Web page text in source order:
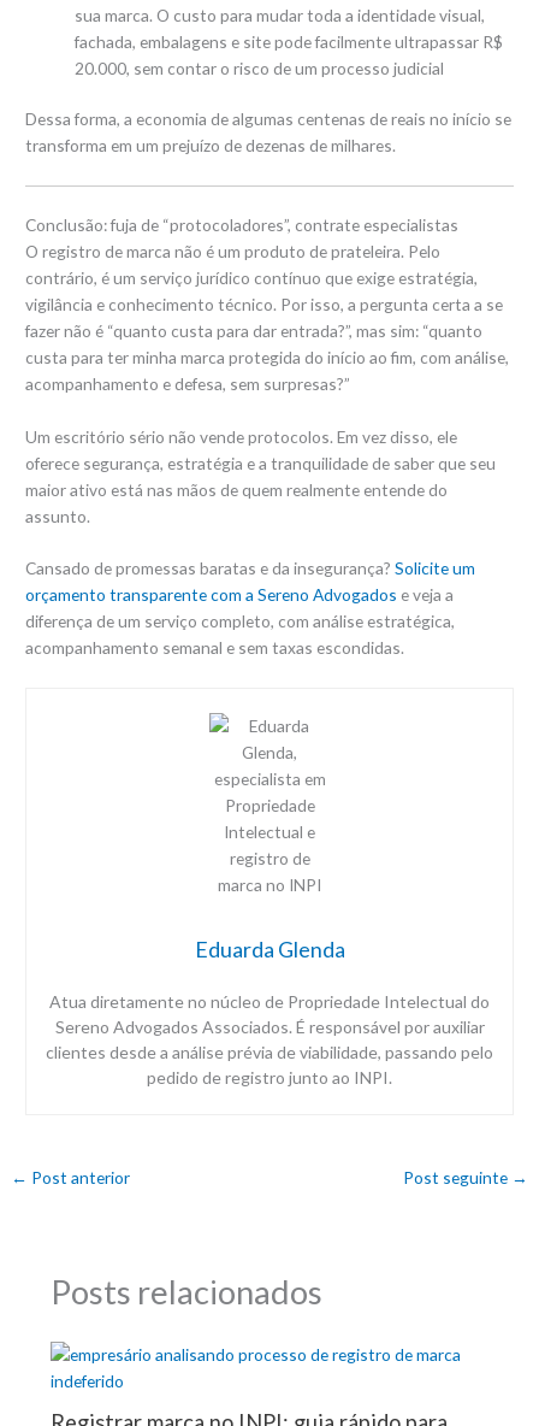
sua marca. O custo para mudar toda a identidade visual,
fachada, embalagens e site pode facilmente ultrapassar R$
20.000, sem contar o risco de um processo judicial
Dessa forma, a economia de algumas centenas de reais no início se
transforma em um prejuízo de dezenas de milhares.
Conclusão: fuja de “protocoladores”, contrate especialistas
O registro de marca não é um produto de prateleira. Pelo
contrário, é um serviço jurídico contínuo que exige estratégia,
vigilância e conhecimento técnico. Por isso, a pergunta certa a se
fazer não é “quanto custa para dar entrada?”, mas sim: “quanto
custa para ter minha marca protegida do início ao fim, com análise,
acompanhamento e defesa, sem surpresas?”
Um escritório sério não vende protocolos. Em vez disso, ele
oferece segurança, estratégia e a tranquilidade de saber que seu
maior ativo está nas mãos de quem realmente entende do
assunto.
Cansado de promessas baratas e da insegurança?Solicite um
orçamento transparente com a Sereno Advogados e veja a
diferença de um serviço completo, com análise estratégica,
acompanhamento semanal e sem taxas escondidas.
Eduarda Glenda
Atua diretamente no núcleo de Propriedade Intelectual do
Sereno Advogados Associados. É responsável por auxiliar
clientes desde a análise prévia de viabilidade, passando pelo
pedido de registro junto ao INPI.
← Post anterior Post seguinte →
Posts relacionados